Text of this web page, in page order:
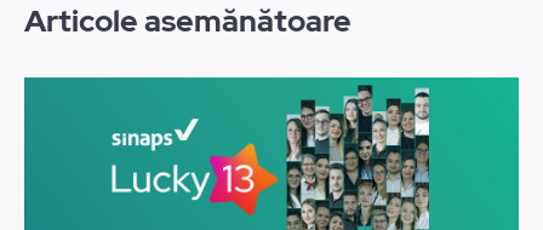
Articole asemănătoare